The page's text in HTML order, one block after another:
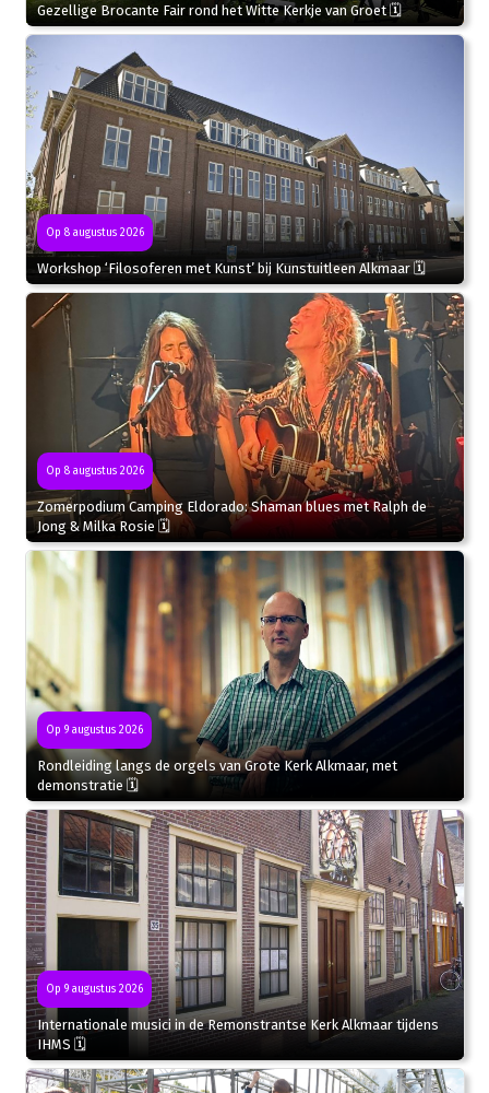
Gezellige Brocante Fair rond het Witte Kerkje van Groet 🗓
Op 8 augustus 2026
Workshop ‘Filosoferen met Kunst’ bij Kunstuitleen Alkmaar 🗓
Op 8 augustus 2026
Zomerpodium Camping Eldorado: Shaman blues met Ralph de
Jong & Milka Rosie 🗓
Op 9 augustus 2026
Rondleiding langs de orgels van Grote Kerk Alkmaar, met
demonstratie 🗓
Op 9 augustus 2026
Internationale musici in de Remonstrantse Kerk Alkmaar tijdens
IHMS 🗓